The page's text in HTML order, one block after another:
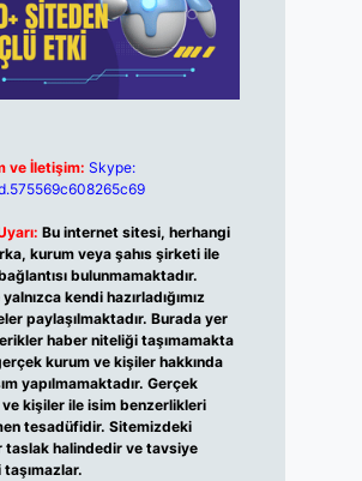
ve İletişim: Skype:
Bu internet sitesi, herhangi
kurum veya şahıs şirketi ile
bulunmamaktadır.
kendi hazırladığımız
paylaşılmaktadır. Burada yer
haber niteliği taşımamakta
kurum ve kişiler hakkında
yapılmamaktadır. Gerçek
kişiler ile isim benzerlikleri
tesadüfidir. Sitemizdeki
taslak halindedir ve tavsiye